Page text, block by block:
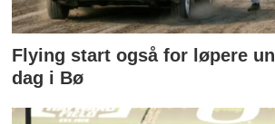
Flying start også for løpere
dag i Bø